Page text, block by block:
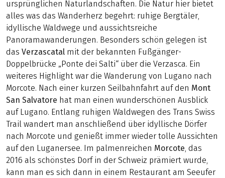
ursprünglichen Naturlandschaften. Die Natur hier bietet
alles was das Wanderherz begehrt: ruhige Bergtäler,
idyllische Waldwege und aussichtsreiche
Panoramawanderungen. Besonders schön gelegen ist
das Verzascatal mit der bekannten Fußgänger-
Doppelbrücke „Ponte dei Salti“ über die Verzasca. Ein
weiteres Highlight war die Wanderung von Lugano nach
Morcote. Nach einer kurzen Seilbahnfahrt auf den Mont
San Salvatore hat man einen wunderschönen Ausblick
auf Lugano. Entlang ruhigen Waldwegen des Trans Swiss
Trail wandert man anschließend über idyllische Dörfer
nach Morcote und genießt immer wieder tolle Aussichten
auf den Luganersee. Im palmenreichen Morcote, das
2016 als schönstes Dorf in der Schweiz prämiert wurde,
kann man es sich dann in einem Restaurant am Seeufer